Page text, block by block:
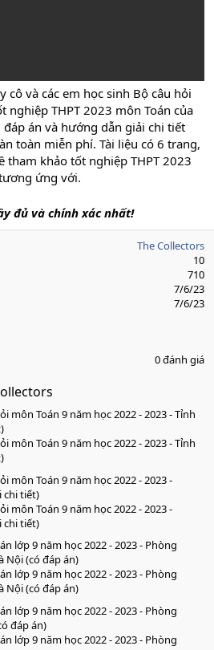
cô và các em học sinh Bộ câu hỏi
nghiệp THPT 2023 môn Toán của
đáp án và hướng dẫn giải chi tiết
toàn miễn phí. Tài liệu có 6 trang,
tham khảo tốt nghiệp THPT 2023
ứng với.
đủ và chính xác nhất!
The Collectors
10
710
7/6/23
7/6/23
0 đánh giá
môn Toán 9 năm học 2022 - 2023 - Tỉnh
môn Toán 9 năm học 2022 - 2023 - Tỉnh
môn Toán 9 năm học 2022 - 2023 -
chi tiết)
môn Toán 9 năm học 2022 - 2023 -
chi tiết)
lớp 9 năm học 2022 - 2023 - Phòng
Nội (có đáp án)
lớp 9 năm học 2022 - 2023 - Phòng
Nội (có đáp án)
lớp 9 năm học 2022 - 2023 - Phòng
đáp án)
lớp 9 năm học 2022 - 2023 - Phòng